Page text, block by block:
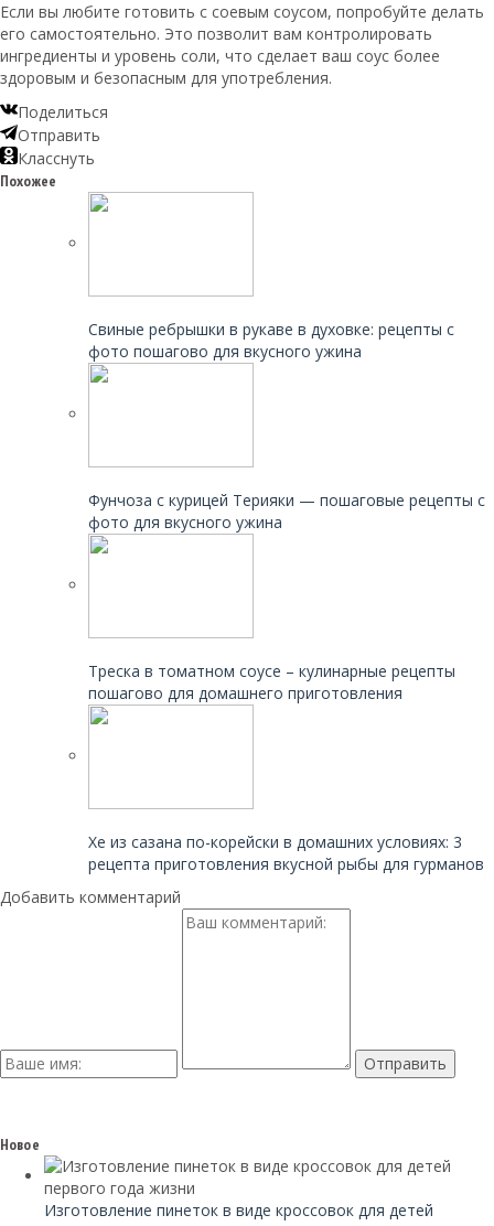
Если вы любите готовить с соевым соусом, попробуйте делать
его самостоятельно. Это позволит вам контролировать
ингредиенты и уровень соли, что сделает ваш соус более
здоровым и безопасным для употребления.
Поделиться
Отправить
Класснуть
Похожее
Свиные ребрышки в рукаве в духовке: рецепты с
фото пошагово для вкусного ужина
Фунчоза с курицей Терияки — пошаговые рецепты с
фото для вкусного ужина
Треска в томатном соусе – кулинарные рецепты
пошагово для домашнего приготовления
Хе из сазана по-корейски в домашних условиях: 3
рецепта приготовления вкусной рыбы для гурманов
Добавить комментарий
Новое
Изготовление пинеток в виде кроссовок для детей